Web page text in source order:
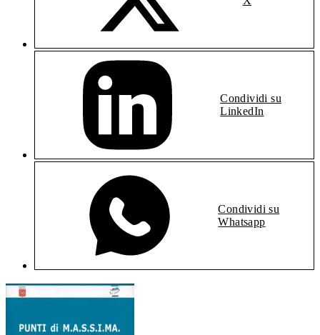
Condividi su
LinkedIn
Condividi su
Whatsapp